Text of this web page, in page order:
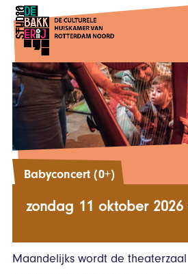
Babyconcert (0+)
zondag 11 oktober 2026
Maandelijks wordt de theaterzaal